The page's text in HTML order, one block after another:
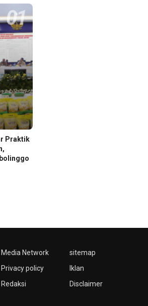
Praktik
Media Network
Privacy policy
Redaksi
sitemap
Iklan
Disclaimer